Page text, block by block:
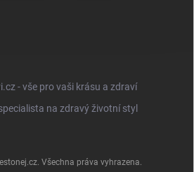
- vše pro vaši krásu a zdraví
na zdravý životní styl
. Všechna práva vyhrazena.